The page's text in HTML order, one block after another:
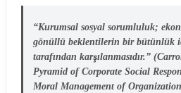
“Kurumsal sosyal sorumluluk;
gönüllü beklentilerin bir bütünlük
tarafından karşılanmasıdır.”
Pyramid of Corporate Social
Moral Management of